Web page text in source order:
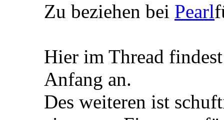
Zu beziehen bei Pearl
Hier im Thread
Anfang an.
Des weiteren ist